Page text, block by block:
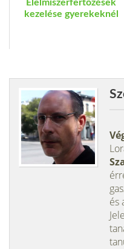
Élelmiszerfertőzések
kezelése gyerekeknél
és